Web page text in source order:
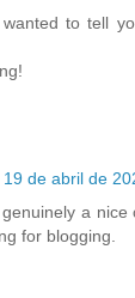
to tell
19 de abril de
a nice
for blogging.